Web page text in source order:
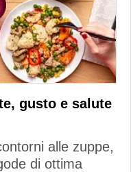
gusto e salute
alle zuppe,
di ottima